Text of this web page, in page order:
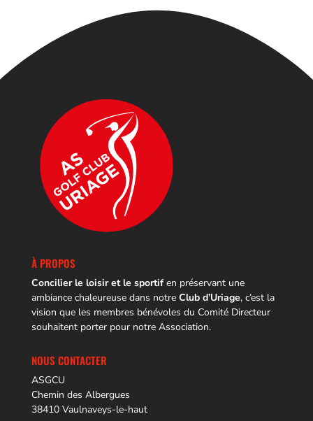
À PROPOS
Concilier le loisir et le sportifen préservant une
ambiance chaleureuse dans notreClub d’Uriage, c’est la
vision que les membres bénévoles du Comité Directeur
souhaitent porter pour notre Association.
NOUS CONTACTER
ASGCU
Chemin des Albergues
38410 Vaulnaveys-le-haut